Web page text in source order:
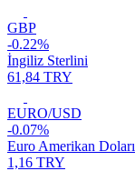
GBP
-0.22%
İngiliz Sterlini
61,84 TRY
EURO/USD
-0.07%
Euro Amerikan Doları
1,16 TRY